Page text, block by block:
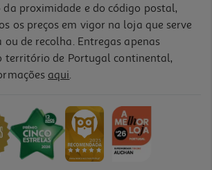
Inox 2cl-4cl
proximidade e do código postal,
os preços em vigor na loja que serve
de recolha. Entregas apenas
território de Portugal continental,
aqui.